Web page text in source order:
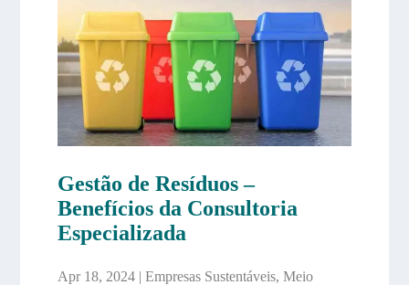
Gestão de Resíduos –
Benefícios da Consultoria
Especializada
Apr 18, 2024| Empresas Sustentáveis, Meio